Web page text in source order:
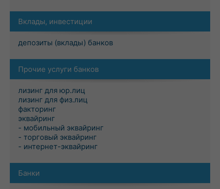
Вклады, инвестиции
депозиты (вклады) банков
Прочие услуги банков
лизинг для юр.лиц
лизинг для физ.лиц
факторинг
эквайринг
- мобильный эквайринг
- торговый эквайринг
- интернет-эквайринг
Банки